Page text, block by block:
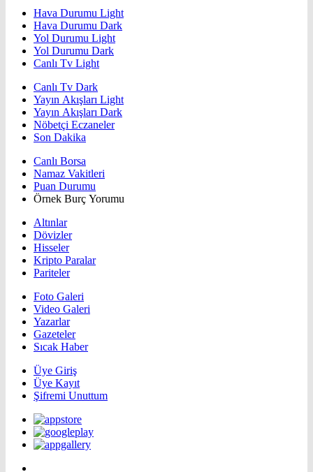
Hava Durumu Light
Hava Durumu Dark
Yol Durumu Light
Yol Durumu Dark
Canlı Tv Light
Canlı Tv Dark
Yayın Akışları Light
Yayın Akışları Dark
Nöbetçi Eczaneler
Son Dakika
Canlı Borsa
Namaz Vakitleri
Puan Durumu
Örnek Burç Yorumu
Altınlar
Dövizler
Hisseler
Kripto Paralar
Pariteler
Foto Galeri
Video Galeri
Yazarlar
Gazeteler
Sıcak Haber
Üye Giriş
Üye Kayıt
Şifremi Unuttum